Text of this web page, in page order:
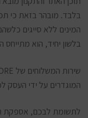
בלבד. מובהר בזאת כי
המינים ללא סייגים
בלשון יחיד, הוא מתייחס
המוגדרים על ידי העסק